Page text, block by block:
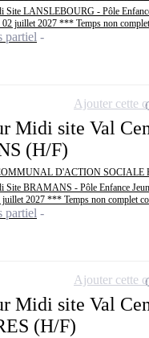
Site LANSLEBOURG - Pôle
02 juillet 2027 *** Temps non
partiel
Midi site Val
(H/F)
D'ACTION SOCIALE
Site BRAMANS - Pôle Enfance
juillet 2027 *** Temps non complet
partiel
Ajouter cette
Midi site Val
(H/F)
Ajouter cette